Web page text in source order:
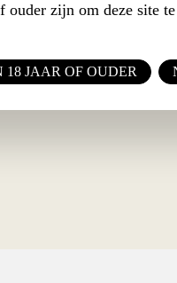
ouder zijn om deze site
18 JAAR OF OUDER